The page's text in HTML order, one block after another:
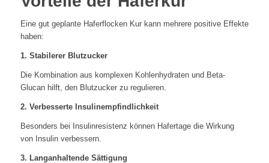
Eine gut geplante Haferflocken Kur kann mehrere positive Effekte
haben:
1. Stabilerer Blutzucker
Die Kombination aus komplexen Kohlenhydraten und Beta-
Glucan hilft, den Blutzucker zu regulieren.
2. Verbesserte Insulinempfindlichkeit
Besonders bei Insulinresistenz können Hafertage die Wirkung
von Insulin verbessern.
3. Langanhaltende Sättigung